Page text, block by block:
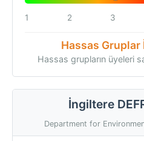
1 2 3
Hassas Gruplar
Hassas grupların üyeleri
İngiltere
Department for